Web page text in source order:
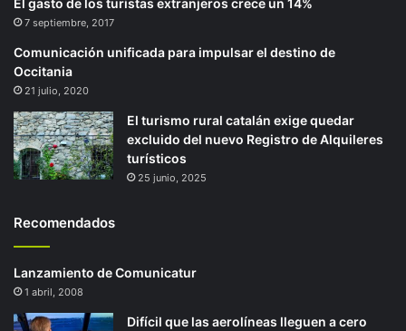
El gasto de los turistas extranjeros crece un 14%
7 septiembre, 2017
Comunicación unificada para impulsar el destino de
Occitania
21 julio, 2020
El turismo rural catalán exige quedar
excluido del nuevo Registro de Alquileres
turísticos
25 junio, 2025
Recomendados
Lanzamiento de Comunicatur
1 abril, 2008
Difícil que las aerolíneas lleguen a cero